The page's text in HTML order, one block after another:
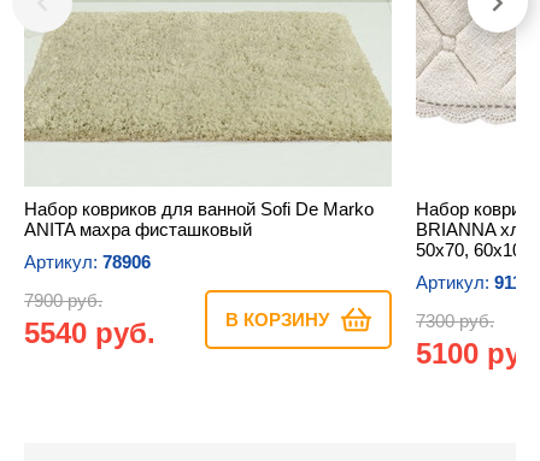
Набор ковриков для ванной Sofi De Marko
ANITA махра фисташковый
Артикул: 78906
7900 руб.
5540 руб. В КОРЗИНУ
Набор
BRIANNA
50х70, 60х100
Артикул: 91165
7300 руб.
5100